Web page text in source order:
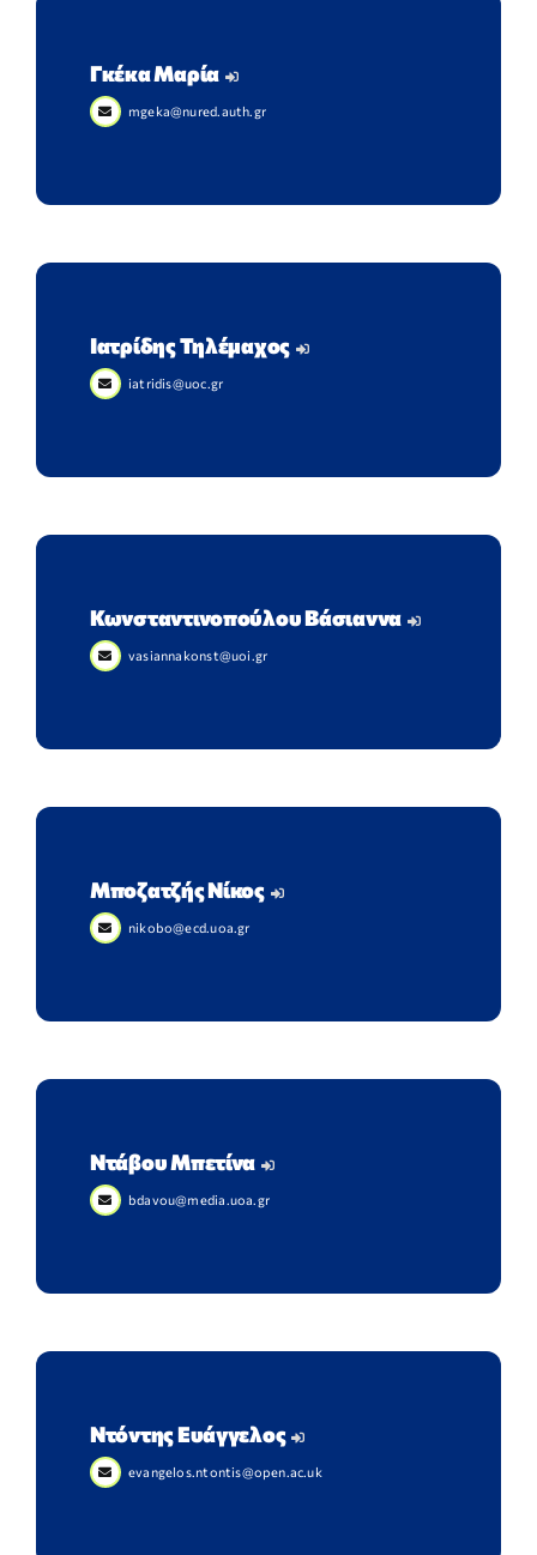
Γκέκα Μαρία
mgeka@nured.auth.gr
Ιατρίδης Τηλέμαχος
iatridis@uoc.gr
Κωνσταντινοπούλου Βάσιαννα
vasiannakonst@uoi.gr
Μποζατζής Νίκος
nikobo@ecd.uoa.gr
Ντάβου Μπετίνα
bdavou@media.uoa.gr
Ντόντης Ευάγγελος
evangelos.ntontis@open.ac.uk